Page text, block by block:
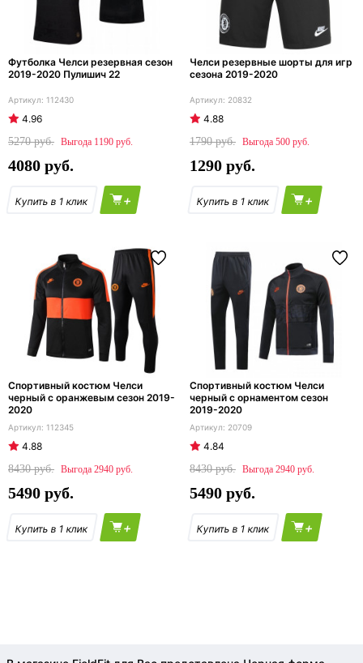
Футболка Челси резервная сезон
2019-2020 Пулишич 22
112430
4.96
5270
1190
4080
+
Челси резервные шорты для игр
сезона 2019-2020
20832
4.88
1790
500
1290
+
Спортивный костюм Челси
черный с оранжевым сезон 2019-
2020
112345
4.88
8430
2940
5490
+
Спортивный костюм Челси
черный с орнаментом сезон
2019-2020
20709
4.84
8430
2940
5490
+